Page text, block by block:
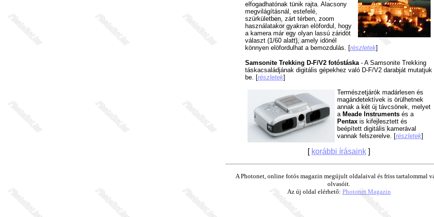
elfogadhatónak tünik rajta. Alacsony
megvilágításnál, estefelé,
szürkületben, zárt térben, zoom
használatakor gyakran elöfordul, hogy
a kamera már egy olyan lassú záridöt
választ (1/60 alatt), amely idönél
könnyen elöfordulhat a bemozdulás. [részletek]
Samsonite Trekking D-F/V2 fotóstáska- A Samsonite Trekking
táskacsaládjának digitális gépekhez való D-F/V2 darabját mutatjuk
be. [részletek]
Természetjárók madárlesen és
magándetektívek is örülhetnek
annak a két új távcsönek, melyet
a Meade Instrumentsés a
Pentaxis kifejlesztett és
beépített digitális kamerával
vannak felszerelve. [részletek]
[ korábbi írásaink ]
A Photonet, online fotós magazin megújult oldalaival és friss tartalommal
olvasóit.
Az új oldal elérhető: Photonet Magazin